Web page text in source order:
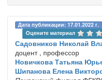
Дата публикации: 17.01.2022 г.
Оцените материал
Садовников Николай
доцент , профессор
Новичкова Татьяна
Шипанова Елена